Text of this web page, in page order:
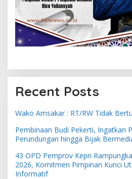
Recent Posts
Wako Amsakar : RT/RW Tidak
Pembinaan Budi Pekerti, Ingatkan
Perundungan hingga Bijak
43 OPD Pemprov Kepri
2026, Komitmen Pimpinan Kunci
Informatif